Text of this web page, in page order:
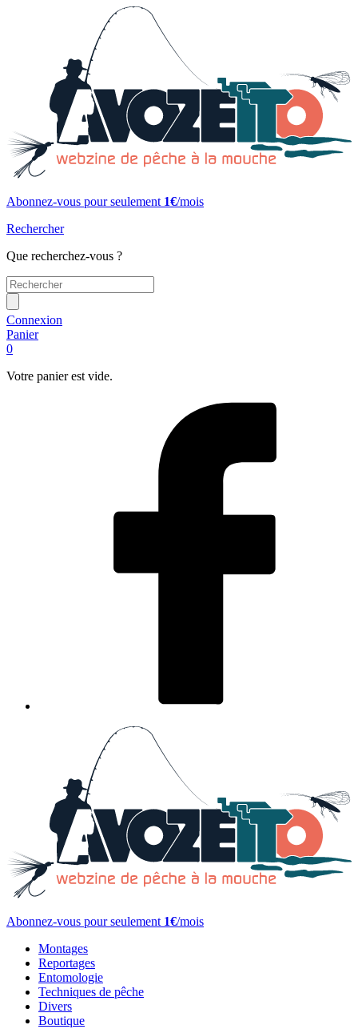
Abonnez-vous pour seulement 1€/mois
Rechercher
Que recherchez-vous ?
Connexion
Panier
0
Votre panier est vide.
Abonnez-vous pour seulement 1€/mois
Montages
Reportages
Entomologie
Techniques de pêche
Divers
Boutique